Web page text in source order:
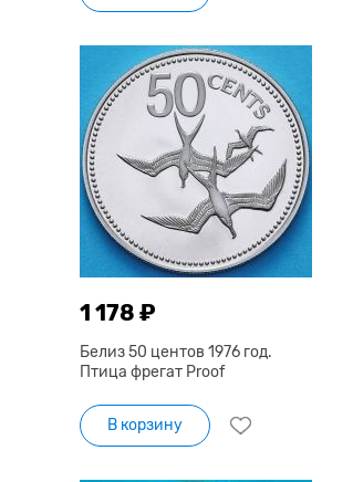
1 178 ₽
Белиз 50 центов 1976 год.
Птица фрегат Proof
В корзину